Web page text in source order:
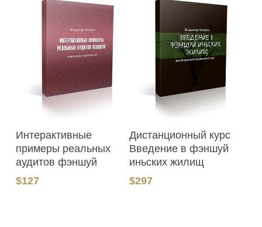
Интерактивные
примеры реальных
аудитов фэншуй
$127
В Корзину
Дистанционный курс
Введение в фэншуй
иньских жилищ
$297